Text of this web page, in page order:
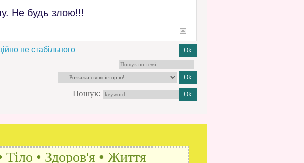
Не будь злою!!!
не стабільного
Пошук:
• Здоров'я • Життя